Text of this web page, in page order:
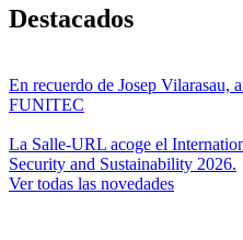
Destacados
En recuerdo de Josep Vilarasau,
FUNITEC
La Salle-URL acoge el
Security and Sustainability 2026.
Ver todas las novedades